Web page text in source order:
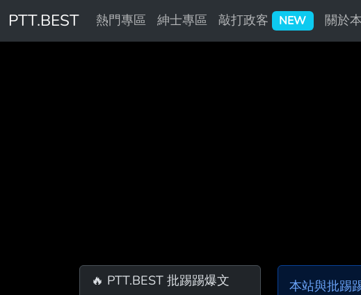
PTT.BEST 熱門專區 紳士專區 敲打政客 NEW 關於
🔥 PTT.BEST 批踢踢爆文
本站與批踢